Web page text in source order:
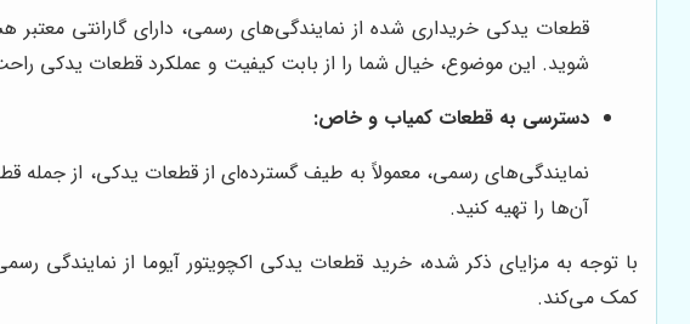
قطعات یدکی خریداری شده از نمایندگی‌های رسمی، دارای گارانتی
شوید. این موضوع، خیال شما را از بابت کیفیت و عملکرد قطعات یدکی
دسترسی به قطعات کمیاب و خاص:
نمایندگی‌های رسمی، معمولاً به طیف گسترده‌ای از قطعات یدکی، از
آن‌ها را تهیه کنید.
با توجه به مزایای ذکر شده، خرید قطعات یدکی اکچویتور آیوما از
کمک می‌کند.